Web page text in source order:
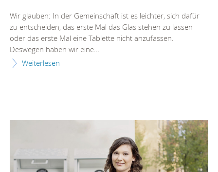
Wir glauben: In der Gemeinschaft ist es leichter, sich dafür
zu entscheiden, das erste Mal das Glas stehen zu lassen
oder das erste Mal eine Tablette nicht anzufassen.
Deswegen haben wir eine...
Weiterlesen